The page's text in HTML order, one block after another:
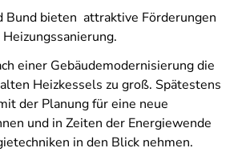
Bund bieten attraktive Förderungen
einer Gebäudemodernisierung die
Heizkessels zu groß. Spätestens
der Planung für eine neue
und in Zeiten der Energiewende
in den Blick nehmen.